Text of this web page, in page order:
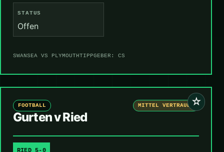
STATUS
Offen
SWANSEA VS PLYMOUTHTIPPGEBER: CS
☆
FOOTBALL MITTEL VERTRAUEN
Gurten v Ried
RIED 5-0